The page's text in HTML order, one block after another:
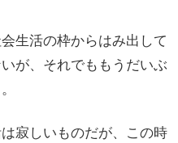
生活の枠からはみ出して
が、それでももうだいぶ
寂しいものだが、この時